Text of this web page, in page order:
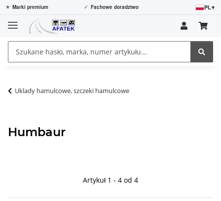
⭐ Marki premium ✓ Fachowe doradztwo PL▾
Uklady hamulcowe, szczeki hamulcowe
Humbaur
Artykuł 1 - 4 od 4